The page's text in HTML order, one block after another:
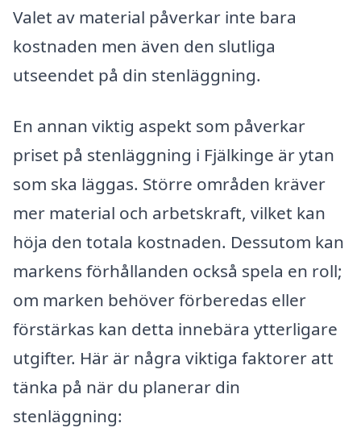
Valet av material påverkar inte bara
kostnaden men även den slutliga
utseendet på din stenläggning.
En annan viktig aspekt som påverkar
priset på stenläggning i Fjälkinge är ytan
som ska läggas. Större områden kräver
mer material och arbetskraft, vilket kan
höja den totala kostnaden. Dessutom kan
markens förhållanden också spela en roll;
om marken behöver förberedas eller
förstärkas kan detta innebära ytterligare
utgifter. Här är några viktiga faktorer att
tänka på när du planerar din
stenläggning: